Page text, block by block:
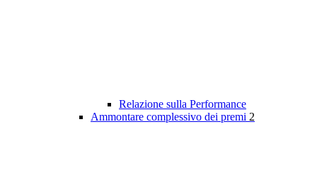
Relazione sulla Performance
Ammontare complessivo dei premi 2